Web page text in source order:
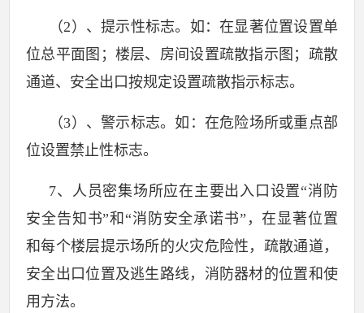
（2 ）、提示性标志。如：在显著位置设置单
位总平面图；楼层、房间设置疏散指示图；疏散
通道、安全出口按规定设置疏散指示标志。
（3）、警示标志。如：在危险场所或重点部
位设置禁止性标志。
7、人员密集场所应在主要出入口设置“消防
安全告知书”和“消防安全承诺书”，在显著位置
和每个楼层提示场所的火灾危险性，疏散通道，
安全出口位置及逃生路线，消防器材的位置和使
用方法。